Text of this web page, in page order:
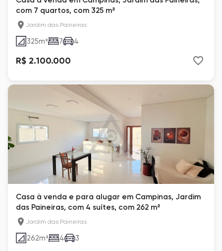
com 7 quartos, com 325 m²
Jardim das Paineiras
325m² 7 4
R$ 2.100.000
Casa à venda e para alugar em Campinas, Jardim
das Paineiras, com 4 suítes, com 262 m²
Jardim das Paineiras
262m² 4 3